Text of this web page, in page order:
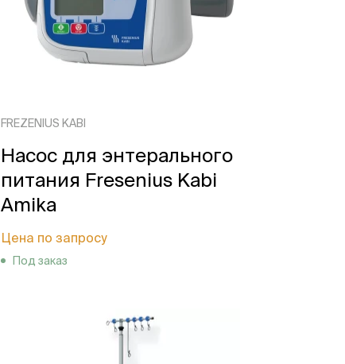
FREZENIUS KABI
Насос для энтерального
питания Fresenius Kabi
Amika
Цена по запросу
Под заказ